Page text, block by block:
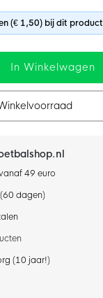
(€ 1,50) bij dit product
In Winkelwagen
49 euro
dagen)
(10 jaar!)